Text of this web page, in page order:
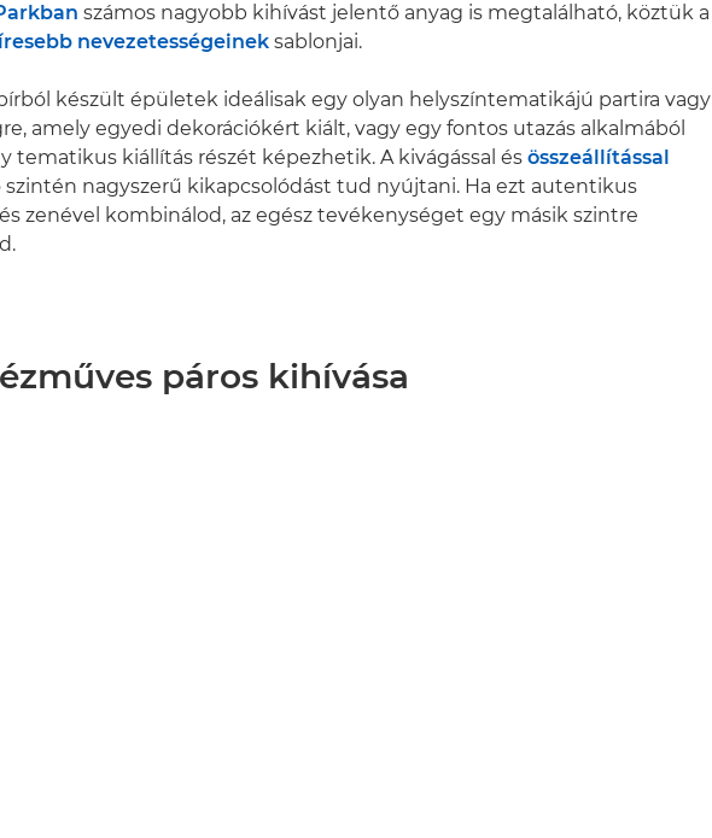
számos nagyobb kihívást jelentő anyag is megtalálható, köztük a
nevezetességeinek sablonjai.
készült épületek ideálisak egy olyan helyszíntematikájú partira vagy
amely egyedi dekorációkért kiált, vagy egy fontos utazás alkalmából
tematikus kiállítás részét képezhetik. A kivágással és összeállítással
nagyszerű kikapcsolódást tud nyújtani. Ha ezt autentikus
zenével kombinálod, az egész tevékenységet egy másik szintre
páros kihívása